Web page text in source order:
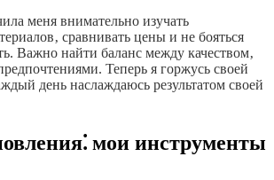
меня внимательно изучать
сравнивать цены и не бояться
Важно найти баланс между качеством‚
Теперь я горжусь своей
день наслаждаюсь результатом своей
мои инструменты